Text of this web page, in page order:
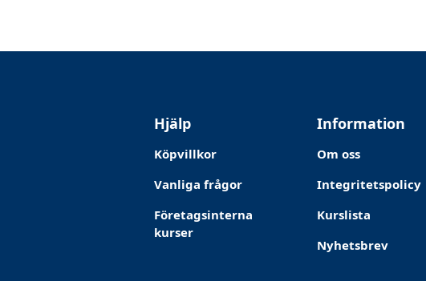
Hjälp
Köpvillkor
Vanliga frågor
Företagsinterna
kurser
Information
Om oss
Integritetspolicy
Kurslista
Nyhetsbrev